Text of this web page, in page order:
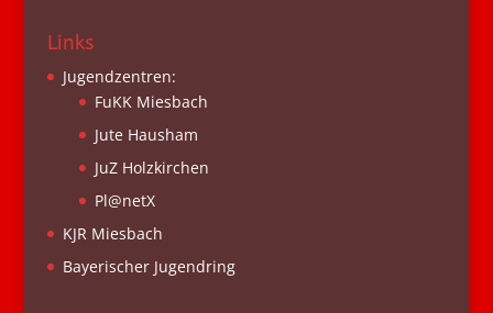
Links
Jugendzentren:
FuKK Miesbach
Jute Hausham
JuZ Holzkirchen
Pl@netX
KJR Miesbach
Bayerischer Jugendring